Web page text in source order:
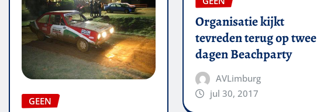
GEEN
Organisatie kijkt
tevreden terug op twee
dagen Beachparty
AVLimburg
jul 30, 2017